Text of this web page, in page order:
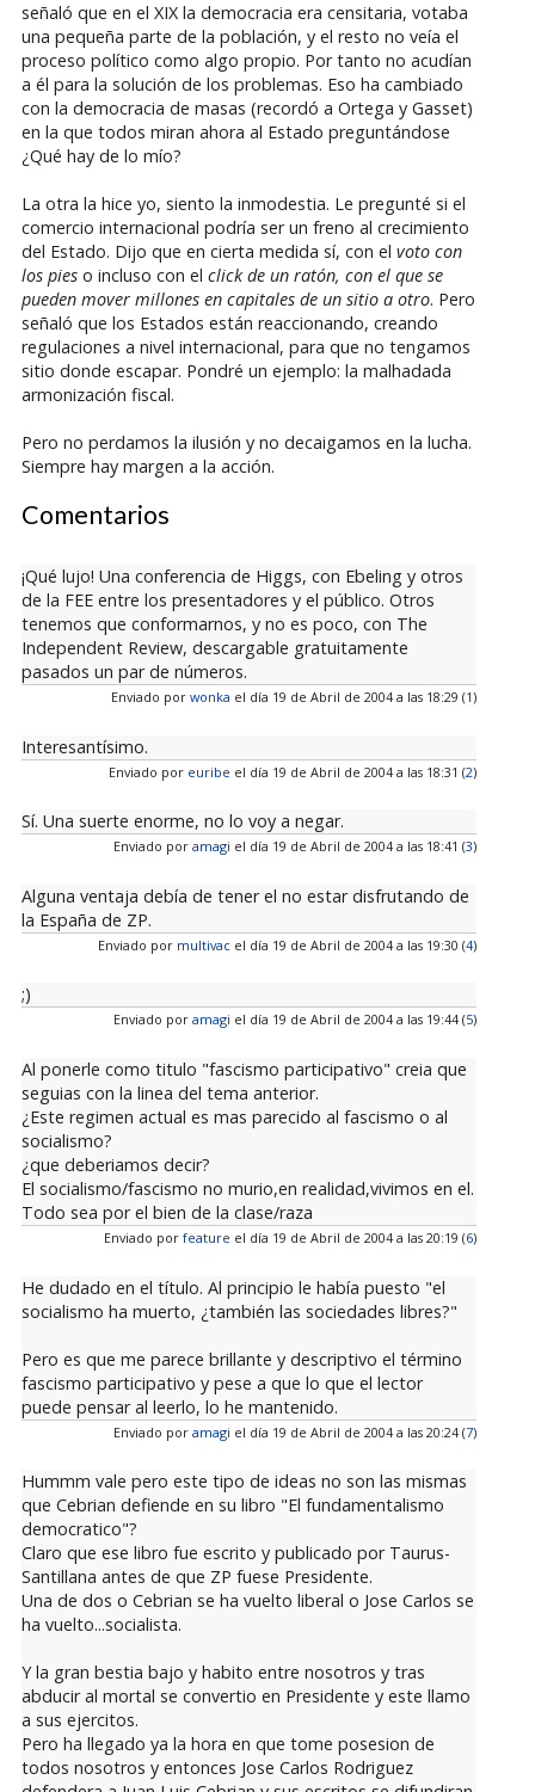
señaló que en el XIX la democracia era censitaria, votaba
una pequeña parte de la población, y el resto no veía el
proceso político como algo propio. Por tanto no acudían
a él para la solución de los problemas. Eso ha cambiado
con la democracia de masas (recordó a Ortega y Gasset)
en la que todos miran ahora al Estado preguntándose
¿Qué hay de lo mío?
La otra la hice yo, siento la inmodestia. Le pregunté si el
comercio internacional podría ser un freno al crecimiento
del Estado. Dijo que en cierta medida sí, con el voto con
los pieso incluso con el click de un ratón, con el que se
pueden mover millones en capitales de un sitio a otro. Pero
señaló que los Estados están reaccionando, creando
regulaciones a nivel internacional, para que no tengamos
sitio donde escapar. Pondré un ejemplo: la malhadada
armonización fiscal.
Pero no perdamos la ilusión y no decaigamos en la lucha.
Siempre hay margen a la acción.
Comentarios
¡Qué lujo! Una conferencia de Higgs, con Ebeling y otros
de la FEE entre los presentadores y el público. Otros
tenemos que conformarnos, y no es poco, con The
Independent Review, descargable gratuitamente
pasados un par de números.
Enviado por wonka el día 19 de Abril de 2004 a las 18:29 (1)
Interesantísimo.
Enviado por euribe el día 19 de Abril de 2004 a las 18:31 (2)
Sí. Una suerte enorme, no lo voy a negar.
Enviado por amagi el día 19 de Abril de 2004 a las 18:41 (3)
Alguna ventaja debía de tener el no estar disfrutando de
la España de ZP.
Enviado por multivacel día 19 de Abril de 2004 a las 19:30 (4)
;)
Enviado por amagi el día 19 de Abril de 2004 a las 19:44 (5)
Al ponerle como titulo "fascismo participativo" creia que
seguias con la linea del tema anterior.
¿Este regimen actual es mas parecido al fascismo o al
socialismo?
¿que deberiamos decir?
El socialismo/fascismo no murio,en realidad,vivimos en el.
Todo sea por el bien de la clase/raza
Enviado por feature el día 19 de Abril de 2004 a las 20:19 (6)
He dudado en el título. Al principio le había puesto "el
socialismo ha muerto, ¿también las sociedades libres?"
Pero es que me parece brillante y descriptivo el término
fascismo participativo y pese a que lo que el lector
puede pensar al leerlo, lo he mantenido.
Enviado por amagi el día 19 de Abril de 2004 a las 20:24 (7)
Hummm vale pero este tipo de ideas no son las mismas
que Cebrian defiende en su libro "El fundamentalismo
democratico"?
Claro que ese libro fue escrito y publicado por Taurus-
Santillana antes de que ZP fuese Presidente.
Una de dos o Cebrian se ha vuelto liberal o Jose Carlos se
ha vuelto...socialista.
Y la gran bestia bajo y habito entre nosotros y tras
abducir al mortal se convertio en Presidente y este llamo
a sus ejercitos.
Pero ha llegado ya la hora en que tome posesion de
todos nosotros y entonces Jose Carlos Rodriguez